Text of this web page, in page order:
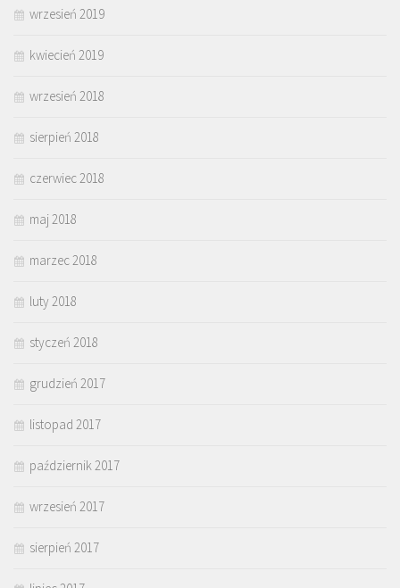
wrzesień 2019
kwiecień 2019
wrzesień 2018
sierpień 2018
czerwiec 2018
maj 2018
marzec 2018
luty 2018
styczeń 2018
grudzień 2017
listopad 2017
październik 2017
wrzesień 2017
sierpień 2017